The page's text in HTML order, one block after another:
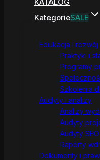
KATALOG
KategorieSALE
Edukacja i rozwój
Praktyki i
Programy
Szkolenia
Audyty i analizy
Analizy
Audyty
Audyty
Raporty
Dokumenty i